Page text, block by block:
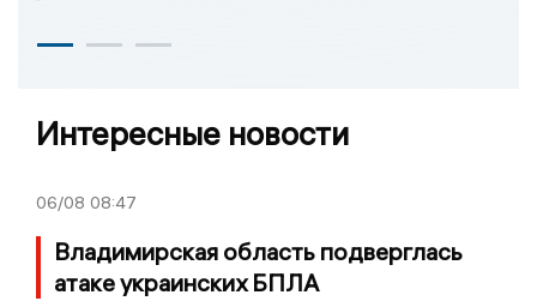
Интересные новости
06/08 08:47
Владимирская область подверглась
атаке украинских БПЛА